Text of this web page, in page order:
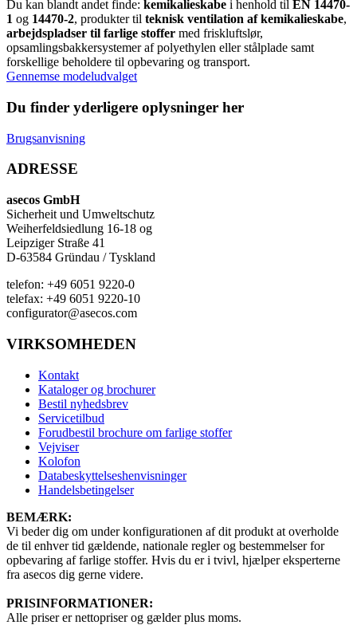
Du kan blandt andet finde: kemikalieskabe i henhold til EN 14470-
1 og 14470-2, produkter til teknisk ventilation af kemikalieskabe,
arbejdspladser til farlige stoffer med friskluftslør,
opsamlingsbakkersystemer af polyethylen eller stålplade samt
forskellige beholdere til opbevaring og transport.
Gennemse modeludvalget
Du finder yderligere oplysninger her
Brugsanvisning
ADRESSE
asecos GmbH
Sicherheit und Umweltschutz
Weiherfeldsiedlung 16-18 og
Leipziger Straße 41
D-63584 Gründau / Tyskland
telefon: +49 6051 9220-0
telefax: +49 6051 9220-10
configurator@asecos.com
VIRKSOMHEDEN
Kontakt
Kataloger og brochurer
Bestil nyhedsbrev
Servicetilbud
Forudbestil brochure om farlige stoffer
Vejviser
Kolofon
Databeskyttelseshenvisninger
Handelsbetingelser
BEMÆRK:
Vi beder dig om under konfigurationen af dit produkt at overholde
de til enhver tid gældende, nationale regler og bestemmelser for
opbevaring af farlige stoffer. Hvis du er i tvivl, hjælper eksperterne
fra asecos dig gerne videre.
PRISINFORMATIONER:
Alle priser er nettopriser og gælder plus moms.